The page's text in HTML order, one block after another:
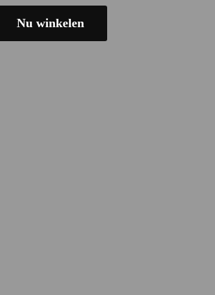
Nu winkelen